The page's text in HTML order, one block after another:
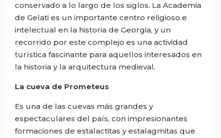
conservado a lo largo de los siglos. La Academia
de Gelati es un importante centro religioso e
intelectual en la historia de Georgia, y un
recorrido por este complejo es una actividad
turística fascinante para aquellos interesados en
la historia y la arquitectura medieval.
La cueva de Prometeus
Es una de las cuevas más grandes y
espectaculares del país, con impresionantes
formaciones de estalactitas y estalagmitas que